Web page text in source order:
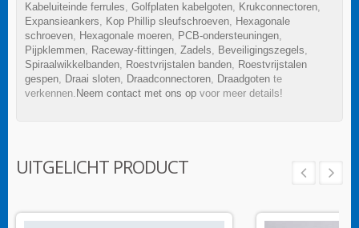
Kabeluiteinde ferrules, Golfplaten kabelgoten, Krukconnectoren,
Expansieankers, Kop Phillip sleufschroeven, Hexagonale
schroeven, Hexagonale moeren, PCB-ondersteuningen,
Pijpklemmen, Raceway-fittingen, Zadels, Beveiligingszegels,
Spiraalwikkelbanden, Roestvrijstalen banden, Roestvrijstalen
gespen, Draai sloten, Draadconnectoren, Draadgoten te
verkennen. Neem contact met ons op voor meer details!
UITGELICHT PRODUCT